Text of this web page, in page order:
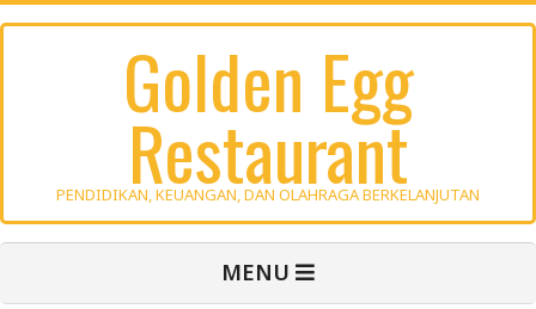
Skip
Golden Egg
Restaurant
PENDIDIKAN, KEUANGAN, DAN OLAHRAGA BERKELANJUTAN
MENU